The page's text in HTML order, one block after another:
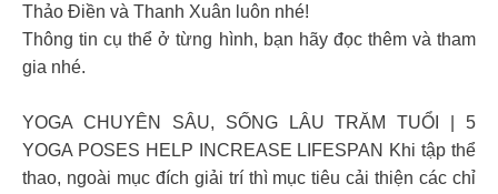
Thảo Điền và Thanh Xuân luôn nhé!
Thông tin cụ thể ở từng hình, bạn hãy đọc thêm và tham
gia nhé.
YOGA CHUYÊN SÂU, SỐNG LÂU TRĂM TUỔI | 5
YOGA POSES HELP INCREASE LIFESPAN Khi tập thể
thao, ngoài mục đích giải trí thì mục tiêu cải thiện các chỉ